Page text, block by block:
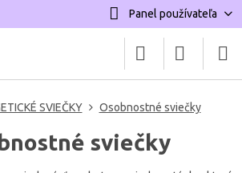
Panel používateľa
SVIEČKY Osobnostné sviečky
sviečky